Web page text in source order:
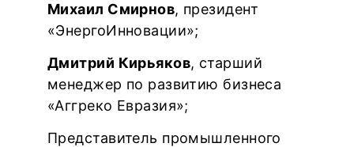
Михаил Смирнов, президент
«ЭнергоИнновации»;
Дмитрий Кирьяков, старший
менеджер по развитию бизнеса
«Аггреко Евразия»;
Представитель промышленного